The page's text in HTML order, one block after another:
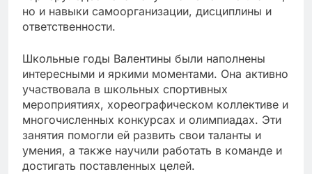
но и навыки самоорганизации, дисциплины и
ответственности.
Школьные годы Валентины были наполнены
интересными и яркими моментами. Она активно
участвовала в школьных спортивных
мероприятиях, хореографическом коллективе и
многочисленных конкурсах и олимпиадах. Эти
занятия помогли ей развить свои таланты и
умения, а также научили работать в команде и
достигать поставленных целей.